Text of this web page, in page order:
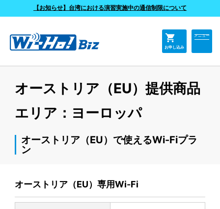
【お知らせ】台湾における演習実施中の通信制限について
shopping_cart
お申し込み
メニュー
よくあるご質問
オーストリア（EU）提供商品
エリア：ヨーロッパ
オーストリア（EU）で使えるWi-Fiプラ
ン
オーストリア（EU）専用Wi-Fi